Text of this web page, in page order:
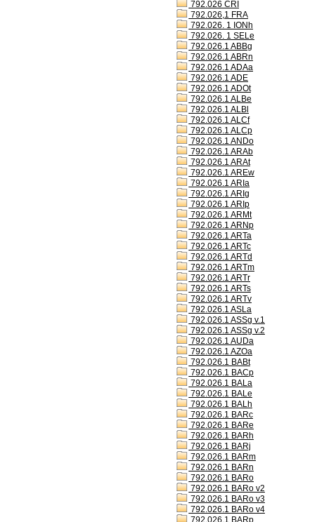
792.026 CRI
792.026,1 FRA
792.026. 1 IONh
792.026. 1 SELe
792.026.1 ABBg
792.026.1 ABRn
792.026.1 ADAa
792.026.1 ADE
792.026.1 ADOt
792.026.1 ALBe
792.026.1 ALBl
792.026.1 ALCf
792.026.1 ALCp
792.026.1 ANDo
792.026.1 ARAb
792.026.1 ARAt
792.026.1 AREw
792.026.1 ARIa
792.026.1 ARIg
792.026.1 ARIp
792.026.1 ARMt
792.026.1 ARNp
792.026.1 ARTa
792.026.1 ARTc
792.026.1 ARTd
792.026.1 ARTm
792.026.1 ARTr
792.026.1 ARTs
792.026.1 ARTv
792.026.1 ASLa
792.026.1 ASSg v.1
792.026.1 ASSg v.2
792.026.1 AUDa
792.026.1 AZOa
792.026.1 BABt
792.026.1 BACp
792.026.1 BALa
792.026.1 BALe
792.026.1 BALh
792.026.1 BARc
792.026.1 BARe
792.026.1 BARh
792.026.1 BARj
792.026.1 BARm
792.026.1 BARn
792.026.1 BARo
792.026.1 BARo v2
792.026.1 BARo v3
792.026.1 BARo v4
792.026.1 BARp